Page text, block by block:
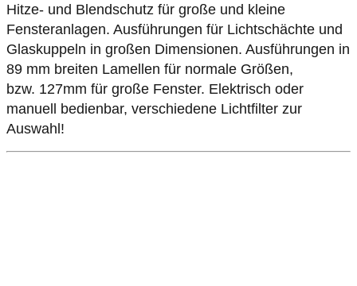
Hitze- und Blendschutz für große und kleine
Fensteranlagen. Ausführungen für Lichtschächte und
Glaskuppeln in großen Dimensionen. Ausführungen in
89 mm breiten Lamellen für normale Größen,
bzw. 127mm für große Fenster. Elektrisch oder
manuell bedienbar, verschiedene Lichtfilter zur
Auswahl!